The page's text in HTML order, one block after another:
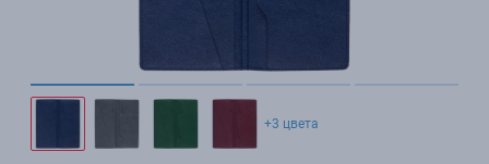
+3 цвета